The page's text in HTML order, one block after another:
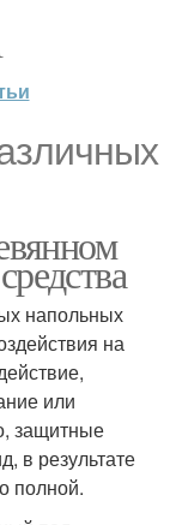
напольных
на
или
защитные
в результате
полной.